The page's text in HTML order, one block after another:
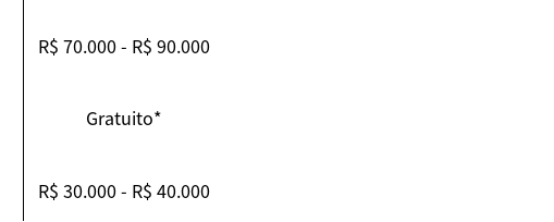
R$ 70.000 - R$ 90.000
Gratuito*
R$ 30.000 - R$ 40.000